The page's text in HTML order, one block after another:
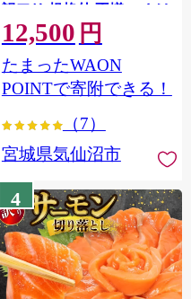
訳アリ 規格外 不揃い さけ
サケ 鮭切身 シャケ 切り身
冷凍 家庭用 おかず 弁当 支
援 サーモン 銀鮭切り身 魚
わけあり
12,500 円
たまったWAON
POINTで寄附できる！
（7）
宮城県気仙沼市
4